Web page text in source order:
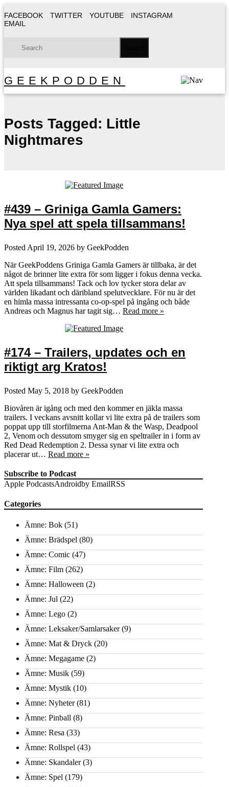
FACEBOOK TWITTER YOUTUBE
INSTAGRAM
EMAIL
GEEKPODDEN
Posts Tagged: Little
Nightmares
#439 – Griniga Gamla Gamers:
Nya spel att spela tillsammans!
Posted April 19, 2026 by GeekPodden
När GeekPoddens Griniga Gamla Gamers är tillbaka, är det
något de brinner lite extra för som ligger i fokus denna vecka.
Att spela tillsammans! Tack och lov tycker stora delar av
världen likadant och däribland spelutvecklare. För nu är det
en himla massa intressanta co-op-spel på ingång och både
Andreas och Magnus har tagit sig… Read more »
#174 – Trailers, updates och en
riktigt arg Kratos!
Posted May 5, 2018 by GeekPodden
Biovåren är igång och med den kommer en jäkla massa
trailers. I veckans avsnitt kollar vi lite extra på de trailers som
poppat upp till storfilmerna Ant-Man & the Wasp, Deadpool
2, Venom och dessutom smyger sig en speltrailer in i form av
Red Dead Redemption 2. Dessa synar vi lite extra och
placerar ut… Read more »
Subscribe to Podcast
Apple PodcastsAndroidby EmailRSS
Categories
Ämne: Bok (51)
Ämne: Brädspel (80)
Ämne: Comic (47)
Ämne: Film (262)
Ämne: Halloween (2)
Ämne: Jul (22)
Ämne: Lego (2)
Ämne: Leksaker/Samlarsaker(9)
Ämne: Mat & Dryck (20)
Ämne: Megagame (2)
Ämne: Musik (59)
Ämne: Mystik (10)
Ämne: Nyheter(81)
Ämne: Pinball (8)
Ämne: Resa (33)
Ämne: Rollspel (43)
Ämne: Skandaler(3)
Ämne: Spel (179)